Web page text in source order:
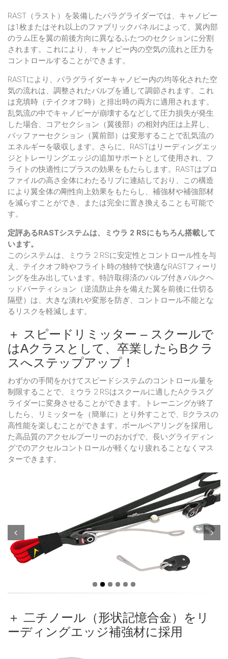
RAST（ラスト）を装備したパラグライダーでは、キャノピー
は1枚またはそれ以上のファブリックパネルによって、翼内部
のラム圧を翼の前後方向に異なるふたつのセクションに分割
されます。これにより、キャノピー内の空気の流れと圧力を
コントロールすることができます。
RASTにより、パラグライダーキャノピー内の均等化された空
気の流れは、調整されたバルブを通して調節されます。これ
は充填時（テイクオフ時）と排出時の両方に適用されます。
乱気流の中でキャノピーが崩壊するなどして圧力損失が発生
した場合、コアセクション（翼後部）の相対内圧は上昇し、
バッファーセクション（翼前部）は変形することで乱気流の
エネルギーを吸収します。さらに、RASTはリーディングエッ
ジとトレーリングエッジの追加サポートとして使用され、フ
ライトの快適性にプラスの効果をもたらします。RASTはプロ
ファイルの高さ全体にわたるリブに連結しており、この構造
により翼全体の剛性向上効果をもたらし、補強材や補強部材
を減らすことができ、または完全に置き換えることも可能で
す。
定評あるRASTシステムは、ミウラ 2 RSにもちろん搭載して
います。
このシステムは、ミウラ 2 RSに安定性とコントロール性を与
え、テイクオフ時やフライト時の独特で快適なRASTフィーリ
ングを生み出しています。特許取得済のバルブ付きバルクヘ
ッドパーティション（逆流防止弁を備えた翼を前後に仕切る
隔壁）は、大きな潰れや変形を防ぎ、コントロール不能とな
るリスクを軽減します。
＋ スピードリミッター – スクールで
はAクラスとして、卒業したらBクラ
スへステップアップ！
わずかの手間をかけてスピードシステムのコントロール量を
制限することで、ミウラ 2 RSはスクールに適したAクラスグ
ライダーに変身させることができます。トレーニングが終了
したら、リミッターを（簡単に）とり外すことで、Bクラスの
高性能を楽しむことができます。ボールベアリングを採用し
た高品質のアクセルプーリーのおかげで、長いグライディン
グでのアクセルコントロールが軽くなり疲れることなくマス
ターできます。
Prev Next
＋ 二チノール（形状記憶合金）をリ
ーディングエッジ補強材に採用